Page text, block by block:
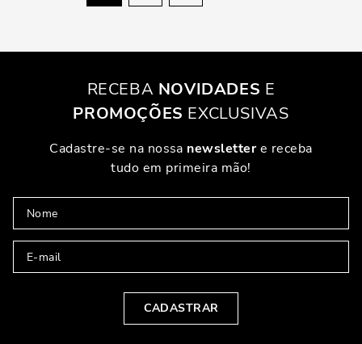
RECEBA NOVIDADES E
PROMOÇÕES EXCLUSIVAS
Cadastre-se na nossa newslettere receba
tudo em primeira mão!
CADASTRAR